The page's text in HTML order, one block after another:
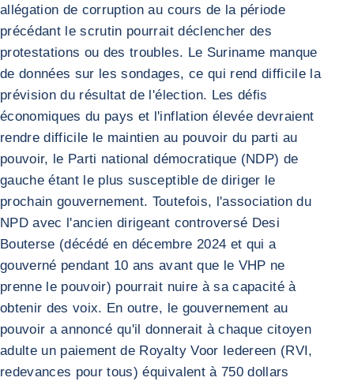
allégation de corruption au cours de la période
précédant le scrutin pourrait déclencher des
protestations ou des troubles. Le Suriname manque
de données sur les sondages, ce qui rend difficile la
prévision du résultat de l'élection. Les défis
économiques du pays et l'inflation élevée devraient
rendre difficile le maintien au pouvoir du parti au
pouvoir, le Parti national démocratique (NDP) de
gauche étant le plus susceptible de diriger le
prochain gouvernement. Toutefois, l'association du
NPD avec l'ancien dirigeant controversé Desi
Bouterse (décédé en décembre 2024 et qui a
gouverné pendant 10 ans avant que le VHP ne
prenne le pouvoir) pourrait nuire à sa capacité à
obtenir des voix. En outre, le gouvernement au
pouvoir a annoncé qu'il donnerait à chaque citoyen
adulte un paiement de Royalty Voor Iedereen (RVI,
redevances pour tous) équivalent à 750 dollars